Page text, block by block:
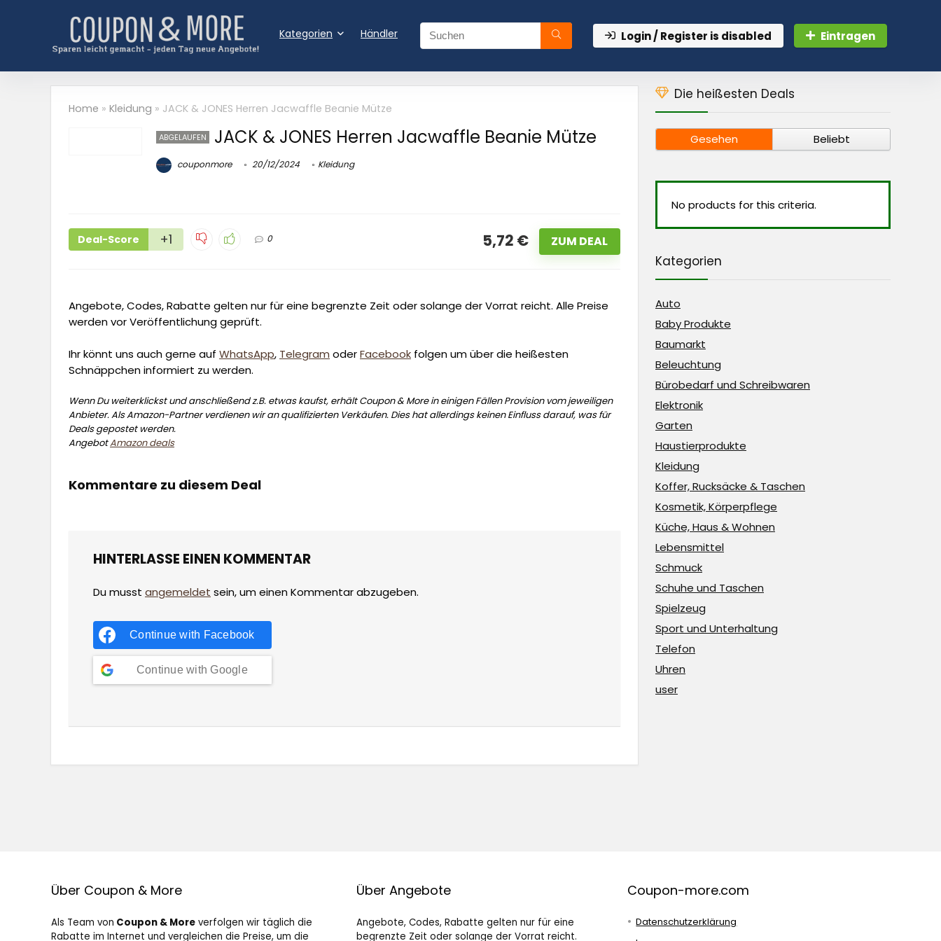
Kategorien Händler Login / Register is disabled Eintragen
Home » Kleidung » JACK & JONES Herren Jacwaffle Beanie Mütze
ABGELAUFEN JACK & JONES Herren Jacwaffle Beanie Mütze
couponmore 20/12/2024 Kleidung
Deal-Score +1 0 5,72 € ZUM DEAL
Angebote, Codes, Rabatte gelten nur für eine begrenzte Zeit oder solange der Vorrat reicht. Alle Preise
werden vor Veröffentlichung geprüft.
Ihr könnt uns auch gerne auf WhatsApp, Telegram oderFacebook folgen um über die heißesten
Schnäppchen informiert zu werden.
Wenn Du weiterklickst und anschließend z.B. etwas kaufst, erhält Coupon & More in einigen Fällen Provision vom jeweiligen
Anbieter. Als Amazon-Partner verdienen wir an qualifizierten Verkäufen. Dies hat allerdings keinen Einfluss darauf, was für
Deals gepostet werden.
AngebotAmazon deals
Kommentare zu diesem Deal
HINTERLASSE EINEN KOMMENTAR
Du musst angemeldet sein, um einen Kommentar abzugeben.
Continue with Facebook
Continue with Google
Die heißesten Deals
Gesehen Beliebt
No products for this criteria.
Kategorien
Auto
Baby Produkte
Baumarkt
Beleuchtung
Bürobedarf und Schreibwaren
Elektronik
Garten
Haustierprodukte
Kleidung
Koffer, Rucksäcke & Taschen
Kosmetik, Körperpflege
Küche, Haus & Wohnen
Lebensmittel
Schmuck
Schuhe und Taschen
Spielzeug
Sport und Unterhaltung
Telefon
Uhren
user
Über Coupon & More
Als Team von Coupon & Moreverfolgen wir täglich die
Rabatte im Internet und vergleichen die Preise, um die
Über Angebote
Angebote, Codes, Rabatte gelten nur für eine
begrenzte Zeit oder solange der Vorrat reicht.
Coupon-more.com
Datenschutzerklärung